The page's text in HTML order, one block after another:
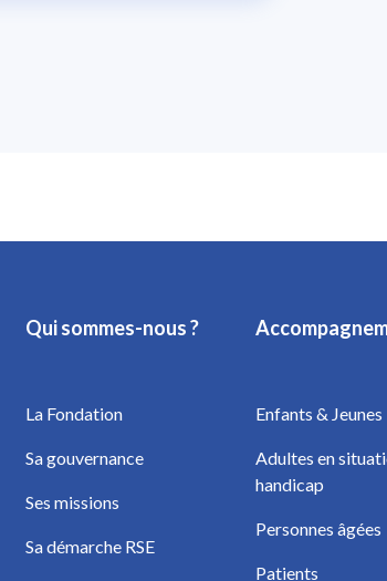
Qui sommes-nous ?
La Fondation
Sa gouvernance
Ses missions
Sa démarche RSE
Enfants & Jeunes
Adultes en
handicap
Personnes âgées
Patients